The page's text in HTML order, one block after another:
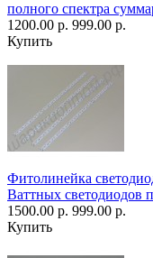
полного спектра
1200.00 р. 999.00 р.
Купить
Фитолинейка
Ваттных светодиодов
1500.00 р. 999.00 р.
Купить